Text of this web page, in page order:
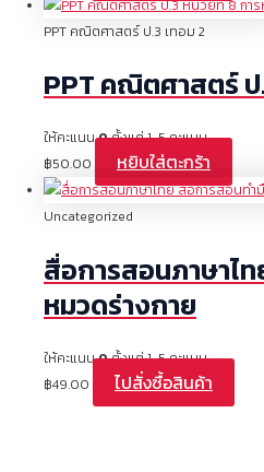
PPT คณิตศาสตร์ ป.3 เทอม 2
PPT คณิตศาสตร์ ป
ให้คะแนน0ตั้งแต่ 1-5 คะแนน
฿50.00 หยิบใส่ตะกร้า
Uncategorized
สื่อการสอนภาษาไ
หมวดร่างกาย
ให้คะแนน0ตั้งแต่ 1-5 คะแนน
฿49.00 ไปสั่งซื้อสินค้า